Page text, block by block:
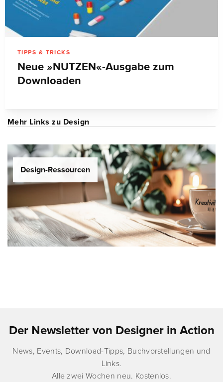
TIPPS & TRICKS
Neue »NUTZEN«-Ausgabe zum
Downloaden
Mehr Links zu Design
Design-Ressourcen
Der Newsletter von Designer in Action
News, Events, Download-Tipps, Buchvorstellungen und
Links.
Alle zwei Wochen neu. Kostenlos.